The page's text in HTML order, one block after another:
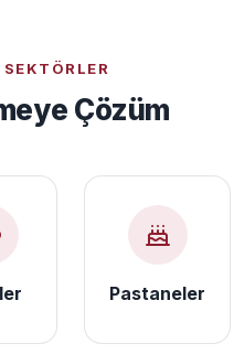
Çözüm
Pastaneler